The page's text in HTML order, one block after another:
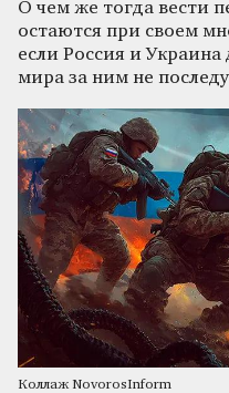
О чем же тогда вести
остаются при своем
если Россия и
мира за ним не
Коллаж NovorosInform